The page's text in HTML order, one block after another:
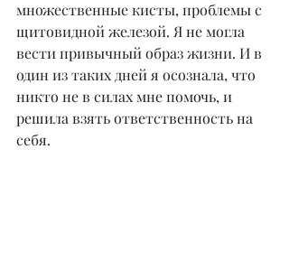
множественные кисты, проблемы с
щитовидной железой. Я не могла
вести привычный образ жизни. И в
один из таких дней я осознала, что
никто не в силах мне помочь, и
решила взять ответственность на
себя.